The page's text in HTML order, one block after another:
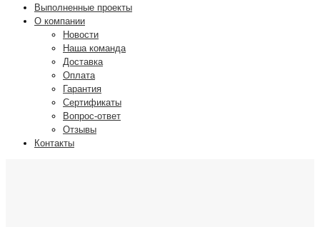
Выполненные проекты
О компании
Новости
Наша команда
Доставка
Оплата
Гарантия
Сертификаты
Вопрос-ответ
Отзывы
Контакты